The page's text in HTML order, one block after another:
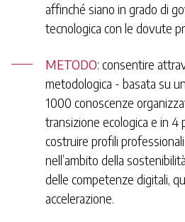
affinché siano in grado di
tecnologica con le dovute
METODO: consentire
metodologica - basata su
1000 conoscenze
transizione ecologica e in 4
costruire profili
nell’ambito della
delle competenze digitali,
accelerazione.